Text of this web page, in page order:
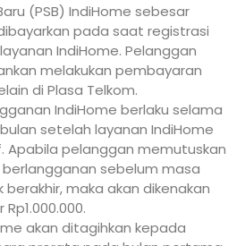
(PSB) IndiHome sebesar
pada saat registrasi
IndiHome. Pelanggan
melakukan pembayaran
di Plasa Telkom.
IndiHome berlaku selama
setelah layanan IndiHome
Apabila pelanggan memutuskan
sebelum masa
berakhir, maka akan dikenakan
akan ditagihkan kepada